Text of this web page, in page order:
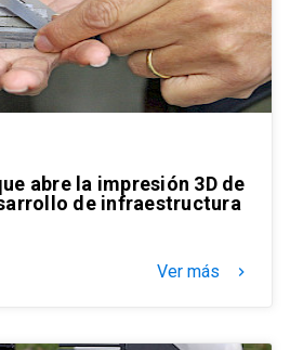
abre la impresión 3D de
de infraestructura
Ver más keyboard_arrow_right